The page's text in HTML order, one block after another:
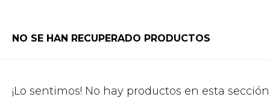
NO SE HAN RECUPERADO PRODUCTOS
¡Lo sentimos! No hay productos en esta